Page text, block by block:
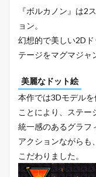
『ボルカノン』は2
ョン。
幻想的で美しい2D
テージをマグマジャ
美麗なドット絵
本作では3Dモデル
ことにより、ステー
統一感のあるグラフ
アクションながらも
こだわりました。